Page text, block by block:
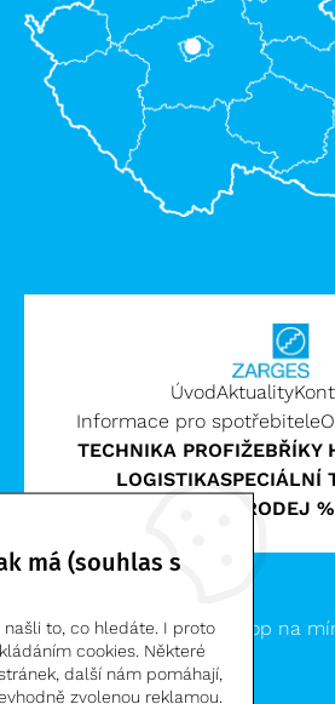
TECHNIKA PROFIŽEBŘÍKY
LOGISTIKASPECIÁLNÍ
VÝPRODEJ %
ÚvodAktuality
Informace pro spotřebitele
Clevero.Chytrý eshop na
má (souhlas s
to, co hledáte. I proto
cookies. Některé
další nám pomáhají,
zvolenou reklamou.